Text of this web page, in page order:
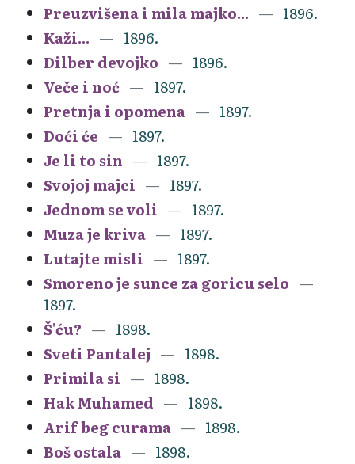
Preuzvišena i mila majko...
1896.
Kaži...
1896.
Dilber devojko
1896.
Veče i noć
1897.
Pretnja i opomena
1897.
Doći će
1897.
Je li to sin
1897.
Svojoj majci
1897.
Jednom se voli
1897.
Muza je kriva
1897.
Lutajte misli
1897.
Smoreno je sunce za goricu selo
1897.
Š'ću?
1898.
Sveti Pantalej
1898.
Primila si
1898.
Hak Muhamed
1898.
Arif beg curama
1898.
Boš ostala
1898.